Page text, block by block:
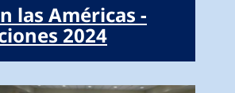
las Américas -
2024